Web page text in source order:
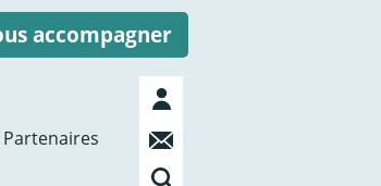
accompagner
Partenaires
Mon
compte
Contact
Recherche